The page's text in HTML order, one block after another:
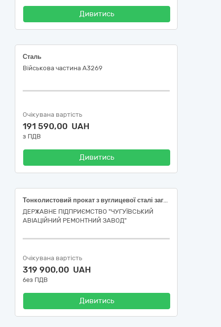
Дивитись
Сталь
Військова частина А3269
Очікувана вартість
191 590,00 UAH
з ПДВ
Дивитись
Тонколистовий прокат з вуглицевої сталі загального призначення (Лист х/к 08кп ТУ 14-15-309-93 ДСТУ 7809:2015 ДСТУ 8971:2019 3х1250х2500)
ДЕРЖАВНЕ ПІДПРИЄМСТВО "ЧУГУЇВСЬКИЙ
АВІАЦІЙНИЙ РЕМОНТНИЙ ЗАВОД"
Очікувана вартість
319 900,00 UAH
без ПДВ
Дивитись